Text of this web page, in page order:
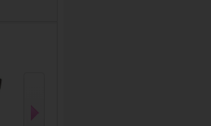
ex